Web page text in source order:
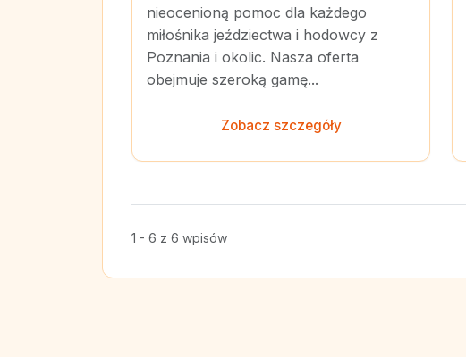
nieocenioną pomoc dla każdego
miłośnika jeździectwa i hodowcy z
Poznania i okolic. Nasza oferta
obejmuje szeroką gamę...
Zobacz szczegóły
1 - 6 z 6 wpisów